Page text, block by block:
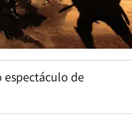
espectáculo de